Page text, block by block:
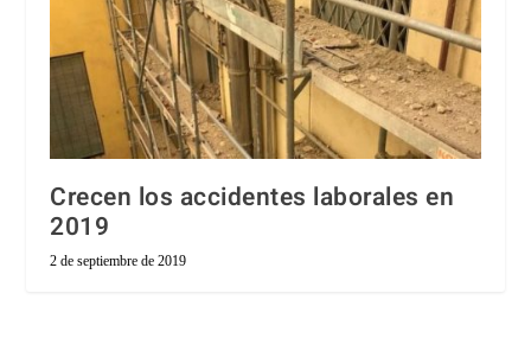
Crecen los accidentes laborales en
2019
2 de septiembre de 2019